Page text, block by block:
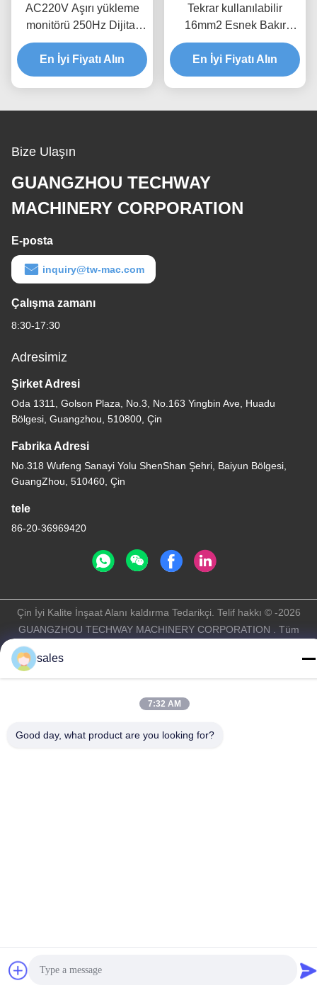
AC220V Aşırı yükleme
monitörü 250Hz Dijital
ekranlı kaldırma yedek
parçaları
En İyi Fiyatı Alın
Tekrar kullanılabilir
16mm2 Esnek Bakır
Elektrikli Otobüs Çubuğu
Kaydırıcı Bağlantı hattı
En İyi Fiyatı Alın
Bize Ulaşın
GUANGZHOU TECHWAY
MACHINERY CORPORATION
E-posta
inquiry@tw-mac.com
Çalışma zamanı
8:30-17:30
Adresimiz
Şirket Adresi
Oda 1311, Golson Plaza, No.3, No.163 Yingbin Ave, Huadu
Bölgesi, Guangzhou, 510800, Çin
Fabrika Adresi
No.318 Wufeng Sanayi Yolu ShenShan Şehri, Baiyun Bölgesi,
GuangZhou, 510460, Çin
tele
86-20-36969420
Çin İyi Kalite İnşaat Alanı kaldırma Tedarikçi. Telif hakkı © -2026
GUANGZHOU TECHWAY MACHINERY CORPORATION . Tüm
sales
7:32 AM
Good day, what product are you looking for?